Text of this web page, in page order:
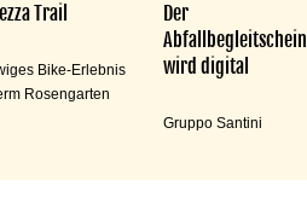
Trail
Bike-Erlebnis
Rosengarten
Der
Abfallbegleitschein
wird digital
Gruppo Santini